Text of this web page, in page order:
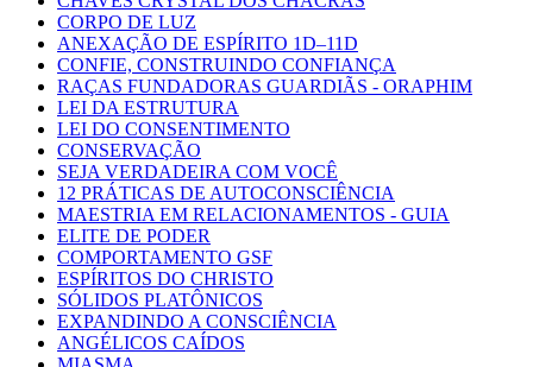
CORPO DE LUZ
ANEXAÇÃO DE ESPÍRITO 1D–11D
CONFIE, CONSTRUINDO CONFIANÇA
RAÇAS FUNDADORAS GUARDIÃS - ORAPHIM
LEI DA ESTRUTURA
LEI DO CONSENTIMENTO
CONSERVAÇÃO
SEJA VERDADEIRA COM VOCÊ
12 PRÁTICAS DE AUTOCONSCIÊNCIA
MAESTRIA EM RELACIONAMENTOS - GUIA
ELITE DE PODER
COMPORTAMENTO GSF
ESPÍRITOS DO CHRISTO
SÓLIDOS PLATÔNICOS
EXPANDINDO A CONSCIÊNCIA
ANGÉLICOS CAÍDOS